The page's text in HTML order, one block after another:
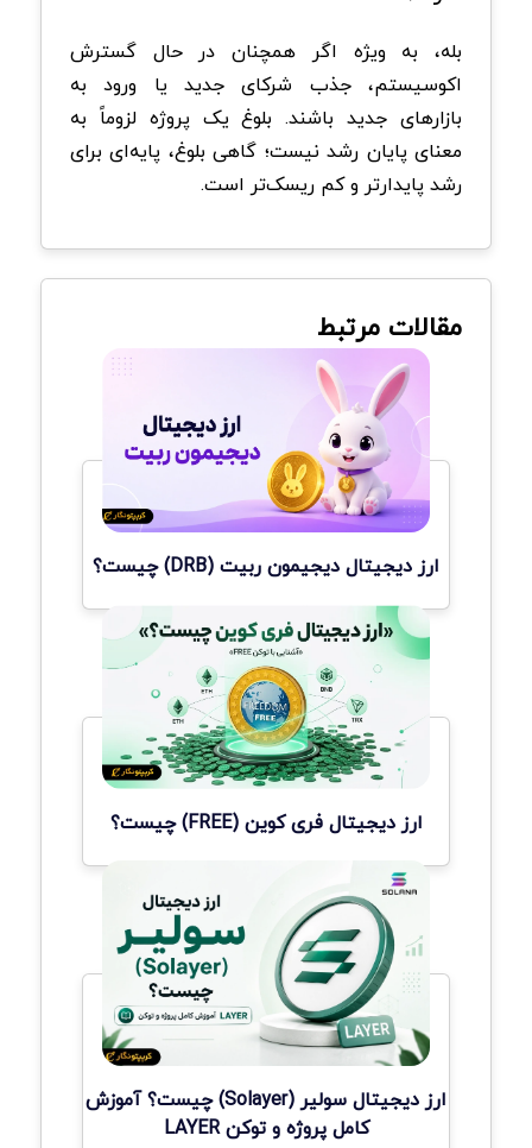
بله، به‌ ویژه اگر همچنان در حال گسترش
اکوسیستم، جذب شرکای جدید یا ورود به
بازارهای جدید باشند. بلوغ یک پروژه لزوماً به
معنای پایان رشد نیست؛ گاهی بلوغ، پایه‌ای برای
رشد پایدارتر و کم‌ ریسک‌تر است.
مقالات مرتبط
ارز دیجیتال دیجیمون ربیت (DRB) چیست؟
ارز دیجیتال فری کوین (FREE) چیست؟
ارز دیجیتال سولیر (Solayer) چیست؟ آموزش
کامل پروژه و توکن LAYER